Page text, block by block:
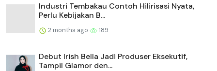
Industri Tembakau Contoh Hilirisasi Nyata,
Perlu Kebijakan B...
2 months ago 189
Debut Irish Bella Jadi Produser Eksekutif,
Tampil Glamor den...